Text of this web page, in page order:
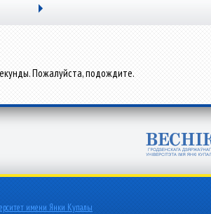
Пожалуйста, подождите.
имени Янки Купалы